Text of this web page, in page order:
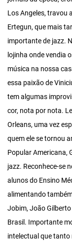
Los Angeles, travou
Ertegun, que mais
importante de jazz.
lojinha onde vendia
música na nossa
essa paixão de
tem algumas
cor, nota por nota.
Orleans, uma vez
quem ele se tornou
Popular Americana,
jazz. Reconhece-se
alunos do Ensino
alimentando
Jobim, João
Brasil. Importante
intelectual que tanto